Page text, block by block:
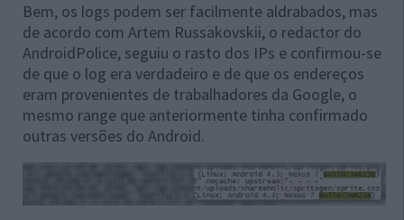
Bem, os logs podem ser facilmente aldrabados, mas
de acordo com Artem Russakovskii, o redactor do
AndroidPolice, seguiu o rasto dos IPs e confirmou-se
de que o log era verdadeiro e de que os endereços
eram provenientes de trabalhadores da Google, o
mesmo range que anteriormente tinha confirmado
outras versões do Android.